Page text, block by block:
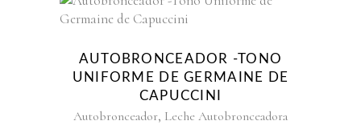
AUTOBRONCEADOR -TONO
UNIFORME DE GERMAINE DE
CAPUCCINI
Autobronceador, Leche Autobronceadora